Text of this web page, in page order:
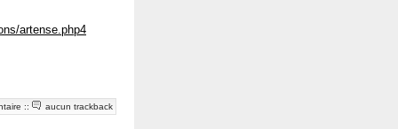
artense.php4
:: aucun trackback